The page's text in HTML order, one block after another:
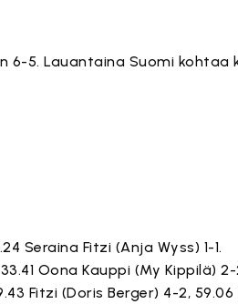
5. Lauantaina Suomi kohtaa
Seraina Fitzi (Anja Wyss) 1-1.
Oona Kauppi (My Kippilä)
Fitzi (Doris Berger) 4-2,